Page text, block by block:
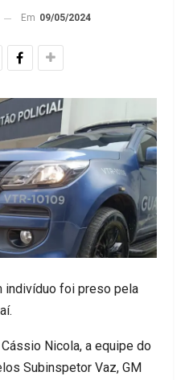
Em 09/05/2024
indivíduo foi preso pela
Nicola, a equipe do
Subinspetor Vaz, GM